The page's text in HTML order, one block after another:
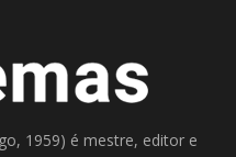
1959) é mestre, editor e